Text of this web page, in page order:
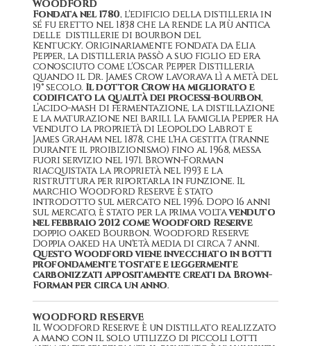
WOODFORD
Fondata nel 1780, l'edificio della distilleria in
sé fu eretto nel 1838 che la rende la più antica
delle distillerie di bourbon del
Kentucky. Originariamente fondata da Elia
Pepper, la distilleria passò a suo figlio ed era
conosciuto come l'Oscar Pepper Distilleria
quando il Dr. James Crow lavorava lì a metà del
19° secolo. Il dottor Crow ha migliorato e
codificato la qualità dei processi-bourbon,
l’acido-mash di fermentazione, la distillazione
e la maturazione nei barili. La famiglia Pepper ha
venduto la proprietà di Leopoldo Labrot e
James Graham nel 1878, che l'ha gestita (tranne
durante il proibizionismo) fino al 1968, messa
fuori servizio nel 1971. Brown-Forman
riacquistata la proprietà nel 1993 e la
ristruttura per riportarla in funzione. Il
marchio Woodford Reserve è stato
introdotto sul mercato nel 1996. Dopo 16 anni
sul mercato, è stato per la prima voltavenduto
nel febbraio 2012 come Woodford Reserve
doppio oaked Bourbon. Woodford Reserve
Doppia oaked ha un'età media di circa 7 anni.
Questo Woodford viene invecchiato in botti
profondamente tostate e leggermente
carbonizzati appositamente creati da Brown-
Forman per circa un anno.
WOODFORD RESERVE
Il Woodford Reserve è un distillato realizzato
a mano con il solo utilizzo di piccoli lotti